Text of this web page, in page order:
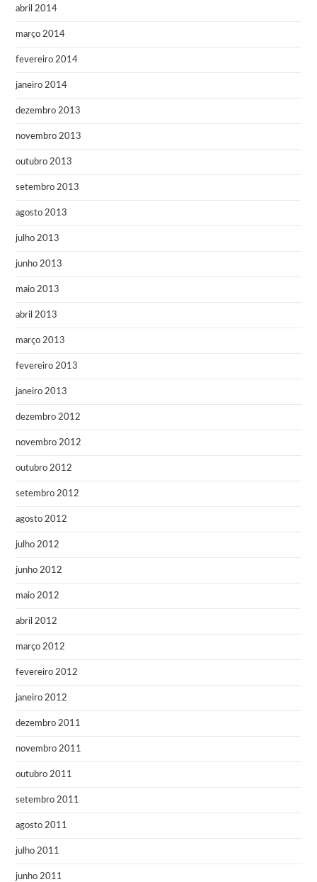
abril 2014
março 2014
fevereiro 2014
janeiro 2014
dezembro 2013
novembro 2013
outubro 2013
setembro 2013
agosto 2013
julho 2013
junho 2013
maio 2013
abril 2013
março 2013
fevereiro 2013
janeiro 2013
dezembro 2012
novembro 2012
outubro 2012
setembro 2012
agosto 2012
julho 2012
junho 2012
maio 2012
abril 2012
março 2012
fevereiro 2012
janeiro 2012
dezembro 2011
novembro 2011
outubro 2011
setembro 2011
agosto 2011
julho 2011
junho 2011